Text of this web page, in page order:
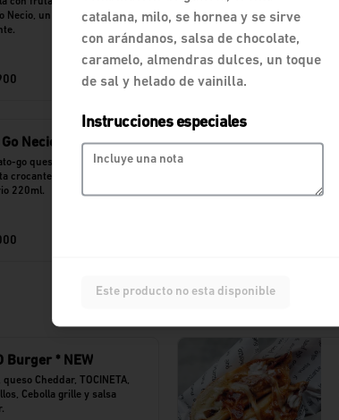
Necio, un emparedado
Go Necio y Milo
go queso cheddar, jamón y
crocante acompañado de un
220ml.
Burger * NEW
queso Cheddar, TOCINETA,
Cebolla grille y salsa
catalana, milo, se hornea y se sirve
con arándanos, salsa de chocolate,
caramelo, almendras dulces, un toque
de sal y helado de vainilla.
Instrucciones especiales
Este producto no esta disponible